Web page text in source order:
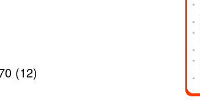
(12)